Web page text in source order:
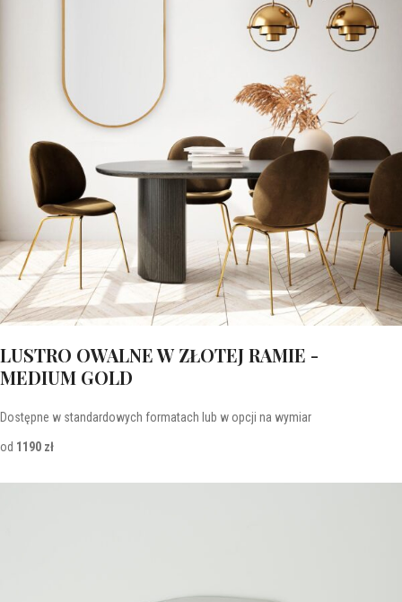
LUSTRO OWALNE W ZŁOTEJ RAMIE -
MEDIUM GOLD
Dostępne w standardowych formatach lub w opcji na wymiar
od 1190 zł